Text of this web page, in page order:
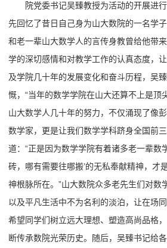
院党委书记吴臻教授为活动的开展进
先回忆了昔日自己身为山大数院的一名学
和老一辈山大数学人的言传身教曾给他带
学的深切感情和对教学工作的认真态度，
及学院几十年的发展变化和奋斗历程，吴
慨，“当年的数学学院在山大还算不上是顶
山大数学人几十年的努力，不仅涌现了像
数学家，更是让我们数学学科跻身全国前
道：“正是因为数学学院有着诸多老一辈数
砖，哪有需要往哪搬’的无私奉献精神，才
神根脉所在。”山大数院众多老先生们对数
以及平凡生活中不为名利的淡泊，让在场
希望同学们树立远大理想、塑造高尚品格
断传承数院光荣历史。随后，吴臻书记给